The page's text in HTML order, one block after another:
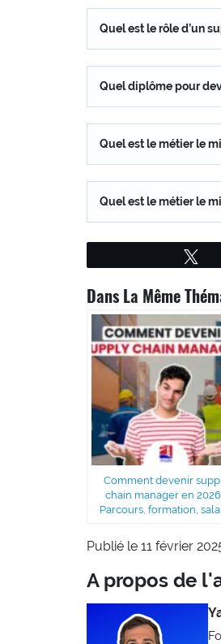
Quel est le rôle d’un
Quel diplôme pour
Quel est le métier le
Quel est le métier le
Dans La Même
Comment devenir
chain manager en 2026
Parcours, formation,
Publié le 11 février
A propos de